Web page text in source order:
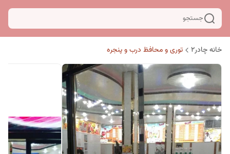
جستجو
خانه چادر۲ توری و محافظ درب و پنجره